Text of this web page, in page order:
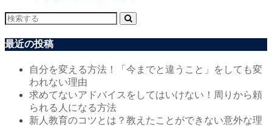
最近の投稿
自分を変える方法！「今までと違うこと」をしても変
われない理由
求めてないアドバイスをしてはいけない！周りから頼
られる人になる方法
新人教育のコツとは？教えたことができない意外な理